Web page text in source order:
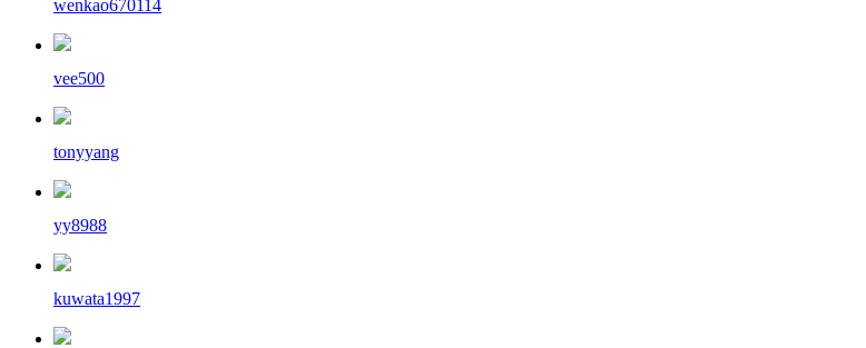
wenkao670114
vee500
tonyyang
yy8988
kuwata1997